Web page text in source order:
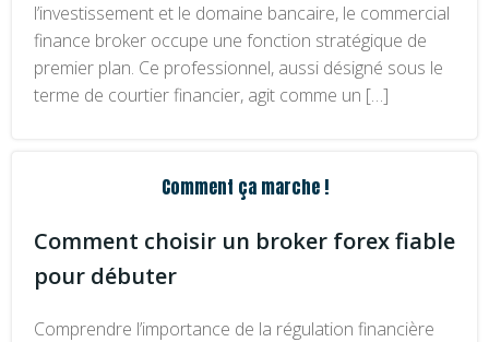
l’investissement et le domaine bancaire, le commercial
finance broker occupe une fonction stratégique de
premier plan. Ce professionnel, aussi désigné sous le
terme de courtier financier, agit comme un […]
Comment ça marche !
Comment choisir un broker forex fiable
pour débuter
Comprendre l’importance de la régulation financière